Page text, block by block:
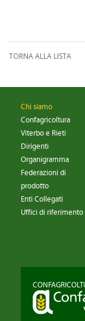
TORNA ALLA LISTA
Chi siamo
Confagricoltura
Viterbo e Rieti
Dirigenti
Organigramma
Federazioni di
prodotto
Enti Collegati
Uffici di riferimento